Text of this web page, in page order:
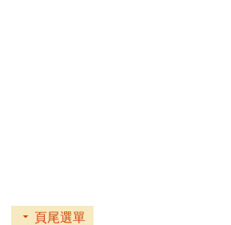
頁尾選單